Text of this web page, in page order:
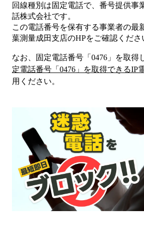
回線種別は固定電話で、番号提供事
話株式会社です。
この電話番号を保有する事業者の最
葉測量成田支店のHPをご確認くださ
なお、固定電話番号「 0476 」を取得
定電話番号「 0476 」を取得できるIP
用ください。